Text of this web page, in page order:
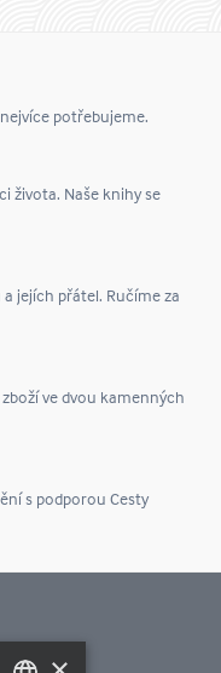
potřebujeme.
života. Naše knihy se
jejích přátel. Ručíme za
ve dvou kamenných
s podporou Cesty